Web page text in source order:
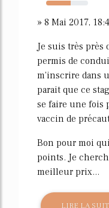
58%
» 8 Mai 2017,
Je suis très près
permis de
m'inscrire dans
parait que ce
se faire une fois
vaccin de
Bon pour moi
points. Je
meilleur prix...
LIRE LA